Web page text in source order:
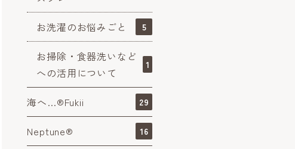
お洗濯のお悩みごと 5
お掃除・食器洗いなど
への活用について
1
海へ…®Fukii 29
Neptune® 16